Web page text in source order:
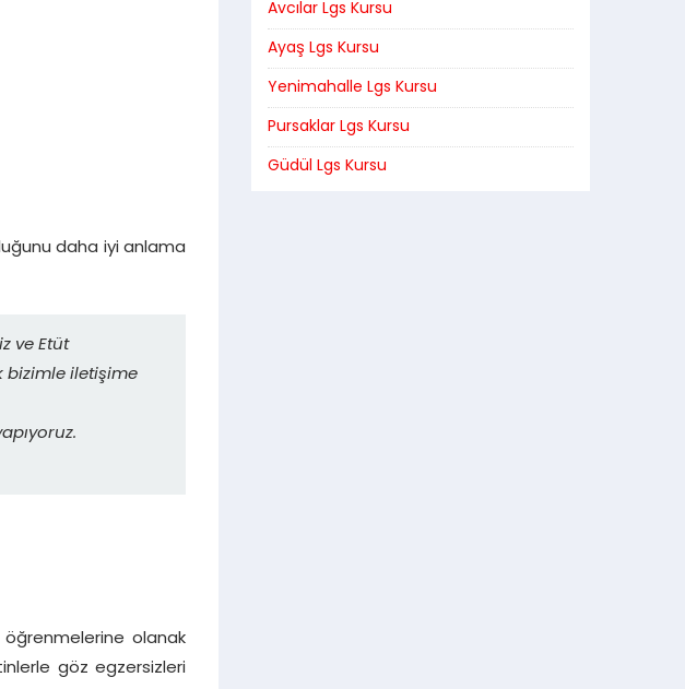
daha iyi anlama
ve Etüt
bizimle iletişime
öğrenmelerine olanak
göz egzersizleri
Avcılar Lgs Kursu
Ayaş Lgs Kursu
Yenimahalle Lgs Kursu
Pursaklar Lgs Kursu
Güdül Lgs Kursu